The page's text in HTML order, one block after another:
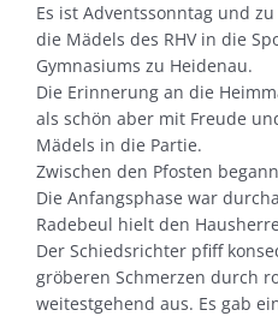
Es ist Adventssonntag und
die Mädels des RHV in die
Gymnasiums zu Heidenau.
Die Erinnerung an die
als schön aber mit Freude
Mädels in die Partie.
Zwischen den Pfosten
Die Anfangsphase war
Radebeul hielt den
Der Schiedsrichter pfiff
gröberen Schmerzen durch
weitestgehend aus. Es gab